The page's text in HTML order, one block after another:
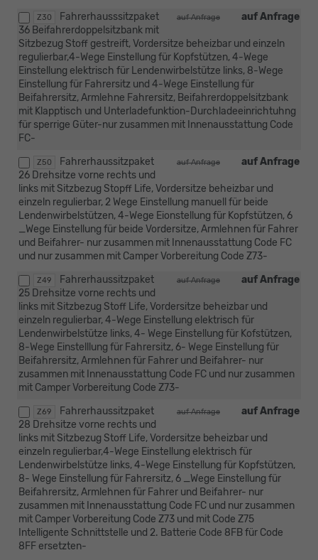
Z30 auf Anfrage
auf Anfrage
Fahrerhausssitzpaket
36 Beifahrerdoppelsitzbank mit
Sitzbezug Stoff gestreift, Vordersitze beheizbar und einzeln
regulierbar,4-Wege Einstellung für Kopfstützen, 4-Wege
Einstellung elektrisch für Lendenwirbelstütze links, 8-Wege
Einstellung für Fahrersitz und 4-Wege Einstellung für
Beifahrersitz, Armlehne Fahrersitz, Beifahrerdoppelsitzbank
mit Klapptisch und Unterladefunktion-Durchladeeinrichtuhng
für sperrige Güter-nur zusammen mit Innenausstattung Code
FC-
Z50 auf Anfrage
auf Anfrage
Fahrerhaussitzpaket
26 Drehsitze vorne rechts und
links mit Sitzbezug Stopff Life, Vordersitze beheizbar und
einzeln regulierbar, 2 Wege Einstellung manuell für beide
Lendenwirbelstützen, 4-Wege Eionstellung für Kopfstützen, 6
_Wege Einstellung für beide Vordersitze, Armlehnen für Fahrer
und Beifahrer- nur zusammen mit Innenausstattung Code FC
und nur zusammen mit Camper Vorbereitung Code Z73-
Z49 auf Anfrage
auf Anfrage
Fahrerhaussitzpaket
25 Drehsitze vorne rechts und
links mit Sitzbezug Stoff Life, Vordersitze beheizbar und
einzeln regulierbar, 4-Wege Einstellung elektrisch für
Lendenwirbelstütze links, 4- Wege Einstellung für Kofstützen,
8-Wege Einstelllung für Fahrersitz, 6- Wege Einstellung für
Beifahrersitz, Armlehnen für Fahrer und Beifahrer- nur
zusammen mit Innenausstattung Code FC und nur zusammen
mit Camper Vorbereitung Code Z73-
Z69 auf Anfrage
auf Anfrage
Fahrerhaussitzpaket
28 Drehsitze vorne rechts und
links mit Sitzbezug Stoff Life, Vordersitze beheizbar und
einzeln regulierbar,4-Wege Einstellung elektrisch für
Lendenwirbelstütze links, 4-Wege Einstellung für Kopfstützen,
8- Wege Einstellung für Fahrersitz, 6 _Wege Einstellung für
Beifahrersitz, Armlehnen für Fahrer und Beifahrer- nur
zusammen mit Innenausstattung Code FC und nur zusammen
mit Camper Vorbereitung Code Z73 und mit Code Z75
Intelligente Schnittstelle und 2. Batterie Code 8FB für Code
8FF ersetzten-